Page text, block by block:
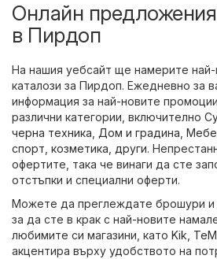
Онлайн
в Пирдоп
На нашия уебсайт ще намерите
каталози за Пирдоп. Ежедневно за
информация за най-новите
различни категории, включително
черна техника Дом и градина
спорт козметика други.
офертите, така че винаги да сте
отстъпки и специални оферти.
Можете да преглеждате брошури и
за да сте в крак с най-новите
любимите си магазини, като Kik
акцентира върху удобството на